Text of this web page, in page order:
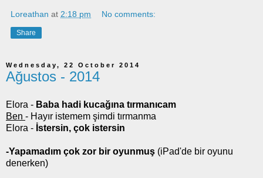
Loreathan at 2:18 pm No comments:
Share
Wednesday, 22 October 2014
Ağustos - 2014
Elora - Baba hadi kucağına tırmanıcam
Ben - Hayır istemem şimdi tırmanma
Elora - İstersin, çok istersin
-Yapamadım çok zor bir oyunmuş (iPad'de bir oyunu
denerken)